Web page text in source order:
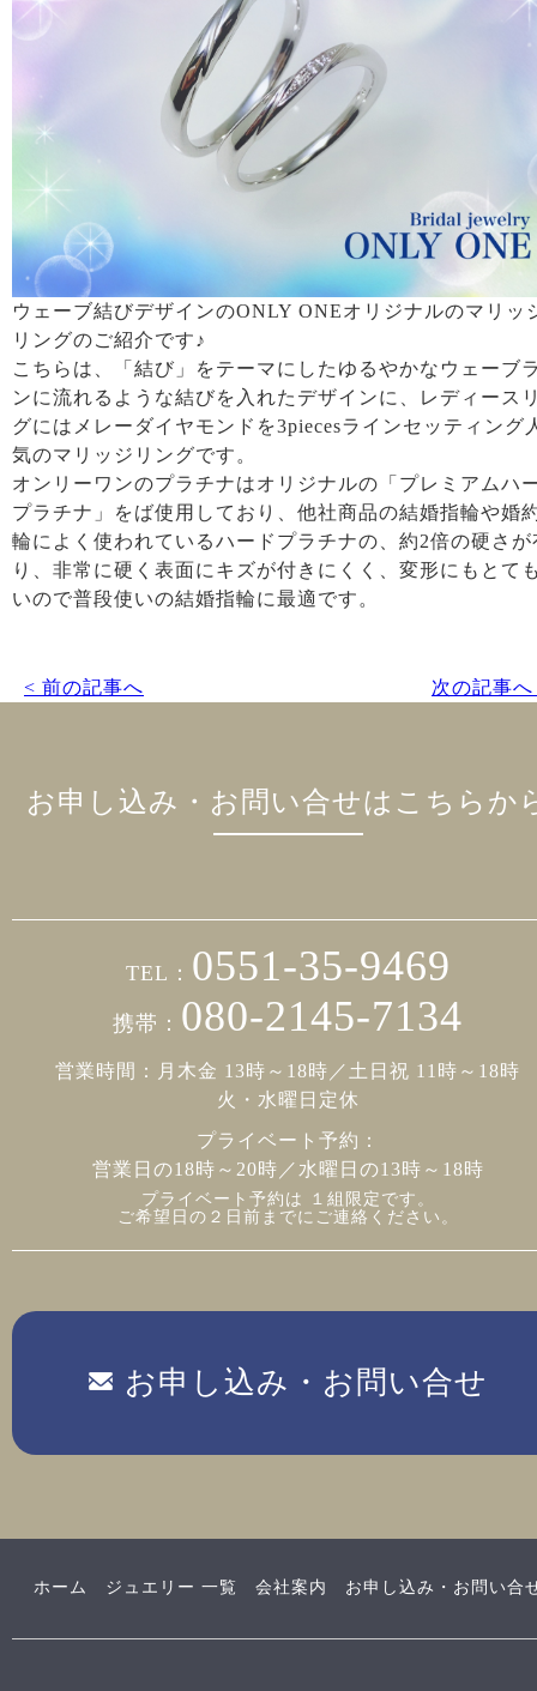
ウェーブ結びデザインのONLY ONEオリジナルのマリッ
リングのご紹介です♪
こちらは、「結び」をテーマにしたゆるやかなウェーブ
ンに流れるような結びを入れたデザインに、レディース
グにはメレーダイヤモンドを3piecesラインセッティング
気のマリッジリングです。
オンリーワンのプラチナはオリジナルの「プレミアムハ
プラチナ」をば使用しており、他社商品の結婚指輪や婚
輪によく使われているハードプラチナの、約2倍の硬さが
り、非常に硬く表面にキズが付きにくく、変形にもとて
いので普段使いの結婚指輪に最適です。
< 前の記事へ 次の記事
お申し込み・お問い合せはこちらか
TEL： 0551-35-9469
携帯： 080-2145-7134
営業時間：月木金 13時～18時／土日祝 11時～18時
火・水曜日定休
プライベート予約：
営業日の18時～20時／水曜日の13時～18時
プライベート予約は １組限定です。
ご希望日の２日前までにご連絡ください。
お申し込み・お問い合せ
ホーム ジュエリー 一覧 会社案内 お申し込み・お問い合